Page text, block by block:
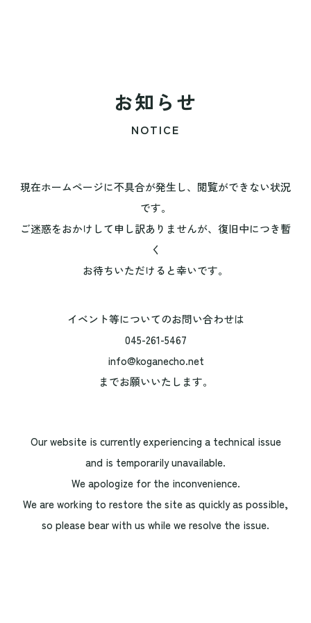
お知らせ
NOTICE
現在ホームページに不具合が発生し、閲覧ができない状況
です。
ご迷惑をおかけして申し訳ありませんが、復旧中につき暫
く
お待ちいただけると幸いです。
イベント等についてのお問い合わせは
045-261-5467
info@koganecho.net
までお願いいたします。
Our website is currently experiencing a technical issue
and is temporarily unavailable.
We apologize for the inconvenience.
We are working to restore the site as quickly as possible,
so please bear with us while we resolve the issue.